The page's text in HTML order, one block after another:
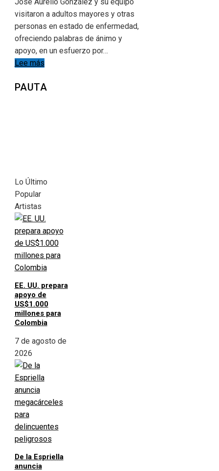
visitaron a adultos mayores y otras
personas en estado de enfermedad,
ofreciendo palabras de ánimo y
apoyo, en un esfuerzo por…
Lee más
PAUTA
Lo Último
Popular
Artistas
EE. UU. prepara
apoyo de
US$1.000
millones para
Colombia
7 de agosto de
2026
De la Espriella
anuncia